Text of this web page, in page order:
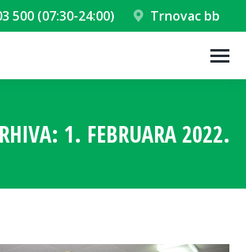
500 (07:30-24:00) Trnovac bb
1. FEBRUARA 2022.